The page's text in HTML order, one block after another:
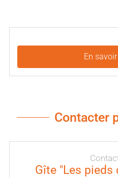
En
Contacter
Gîte "Les pieds